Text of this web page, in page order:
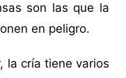
son las que la
en peligro.
la cría tiene varios